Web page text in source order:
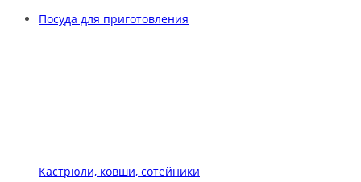
Посуда для приготовления
Кастрюли, ковши, сотейники